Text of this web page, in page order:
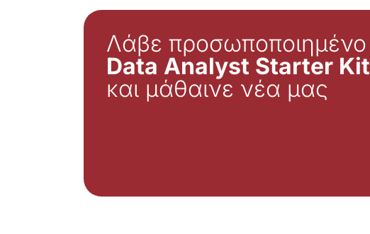
Λάβε προσωποποιημένο
Data Analyst Starter Kit
και μάθαινε νέα μας